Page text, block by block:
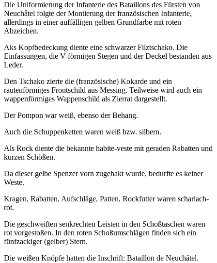
Die Uniformierung der Infanterie des Bataillons des Fürsten von
Neuchâtel folgte der Montierung der französischen Infanterie,
allerdings in einer auffälligen gelben Grundfarbe mit roten
Abzeichen.
Aks Kopfbedeckung diente eine schwarzer Filztschako. Die
Einfassungen, die V-förmigen Stegen und der Deckel bestanden aus
Leder.
Den Tschako zierte die (französische) Kokarde und ein
rautenförmiges Frontschild aus Messing. Teilweise wird auch ein
wappenförmiges Wappenschild als Zierrat dargestellt.
Der Pompon war weiß, ebenso der Behang.
Auch die Schuppenketten waren weiß bzw. silbern.
Als Rock diente die bekannte habite-veste mit geraden Rabatten und
kurzen Schößen.
Da dieser gelbe Spenzer vorn zugehakt wurde, bedurfte es keiner
Weste.
Kragen, Rabatten, Aufschläge, Patten, Rockfutter waren scharlach-
rot.
Die geschweiften senkrechten Leisten in den Schoßtaschen waren
rot vorgestoßen. In den roten Schoßumschlägen finden sich ein
fünfzackiger (gelber) Stern.
Die weißen Knöpfe hatten die Inschrift: Bataillon de Neuchâtel.